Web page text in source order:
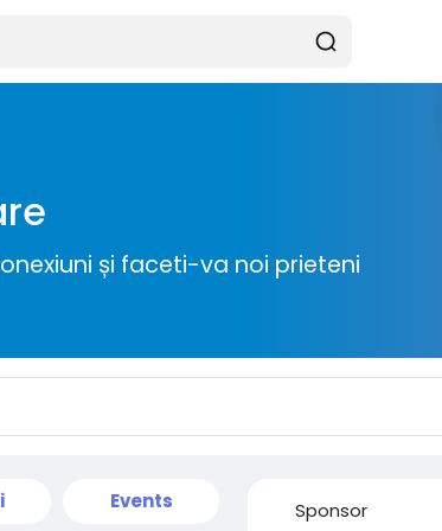
și faceti-va noi prieteni
Events Sponsor